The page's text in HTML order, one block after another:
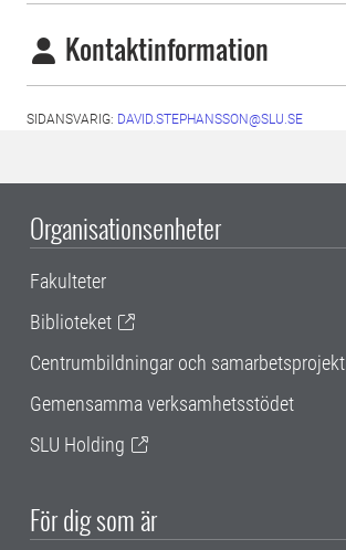
Kontaktinformation
SIDANSVARIG: DAVID.STEPHANSSON@SLU.SE
Organisationsenheter
Fakulteter
Biblioteket
Centrumbildningar och samarbetsprojekt
Gemensamma verksamhetsstödet
SLU Holding
För dig som är